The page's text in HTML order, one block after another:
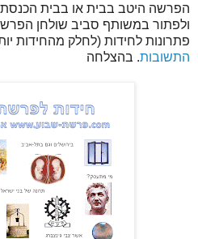
הפרשה היטב בבית או בבית
ולפתור במשותף סביב שולחן
פתרונות לחידות (לחלק מהחידות
התשובות. בהצלחה